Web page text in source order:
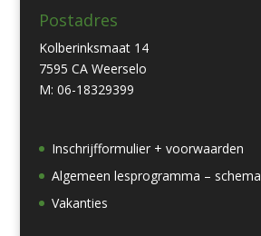
Postadres
Kolberinksmaat 14
7595 CA Weerselo
M: 06-18329399
Inschrijfformulier + voorwaarden
Algemeen lesprogramma – schema
Vakanties